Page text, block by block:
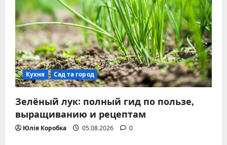
Кухня Сад та город
Зелёный лук: полный гид по пользе,
выращиванию и рецептам
Юлія Коробка 05.08.2026 0